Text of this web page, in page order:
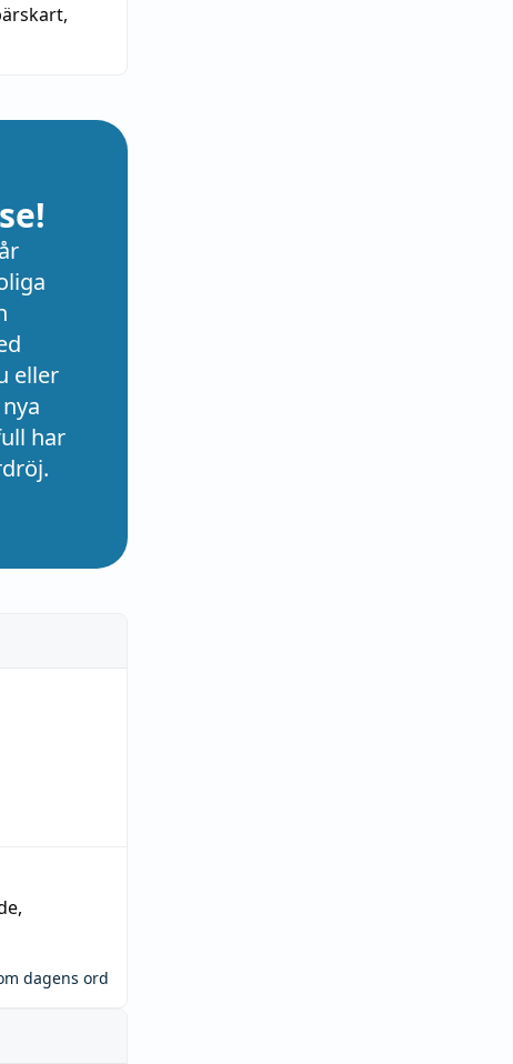
,
eller
har
,
dagens ord